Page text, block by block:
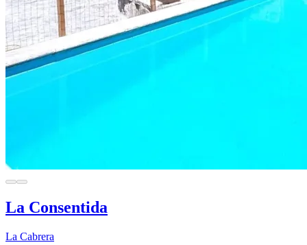
La Consentida
La Cabrera